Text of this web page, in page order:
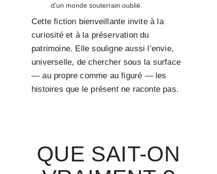
d’un monde souterrain oublié.
Cette fiction bienveillante invite à la
curiosité et à la préservation du
patrimoine. Elle souligne aussi l’envie,
universelle, de chercher sous la surface
— au propre comme au figuré — les
histoires que le présent ne raconte pas.
QUE SAIT-ON